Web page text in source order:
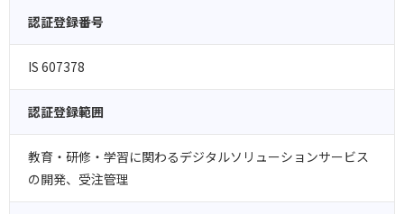
認証登録番号
IS 607378
認証登録範囲
教育・研修・学習に関わるデジタルソリューションサービス
の開発、受注管理